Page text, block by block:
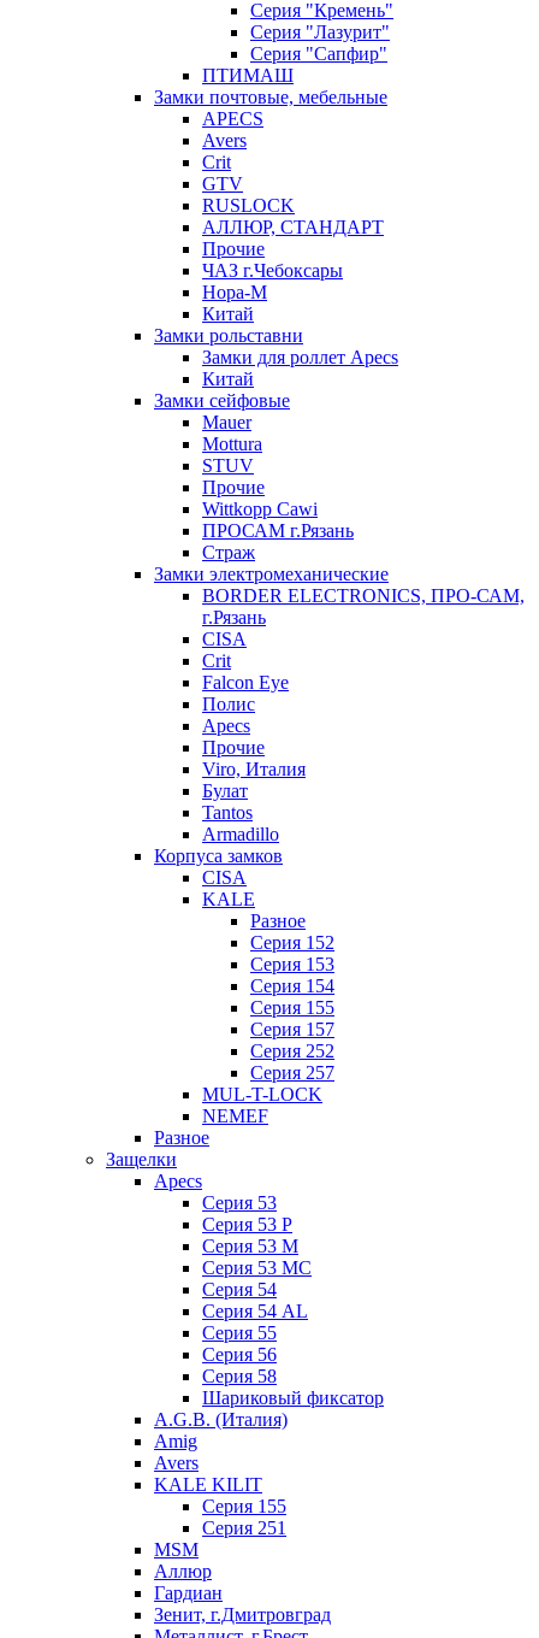
Серия "Кремень"
Серия "Лазурит"
Серия "Сапфир"
ПТИМАШ
Замки почтовые, мебельные
APECS
Avers
Crit
GTV
RUSLOCK
АЛЛЮР, СТАНДАРТ
Прочие
ЧАЗ г.Чебоксары
Нора-М
Китай
Замки рольставни
Замки для роллет Apecs
Китай
Замки сейфовые
Mauer
Mottura
STUV
Прочие
Wittkopp Cawi
ПРОСАМ г.Рязань
Страж
Замки электромеханические
BORDER ELECTRONICS, ПРО-САМ,
г.Рязань
CISA
Crit
Falcon Eye
Полис
Apecs
Прочие
Viro, Италия
Булат
Tantos
Armadillo
Корпуса замков
CISA
KALE
Разное
Серия 152
Серия 153
Серия 154
Серия 155
Серия 157
Серия 252
Серия 257
MUL-T-LOCK
NEMEF
Разное
Защелки
Apecs
Серия 53
Серия 53 P
Серия 53 М
Серия 53 МC
Серия 54
Серия 54 AL
Серия 55
Серия 56
Серия 58
Шариковый фиксатор
A.G.B. (Италия)
Amig
Avers
KALE KILIT
Серия 155
Серия 251
MSM
Аллюр
Гардиан
Зенит, г.Дмитровград